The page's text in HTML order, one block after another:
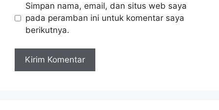
Simpan nama, email, dan situs web saya
pada peramban ini untuk komentar saya
berikutnya.